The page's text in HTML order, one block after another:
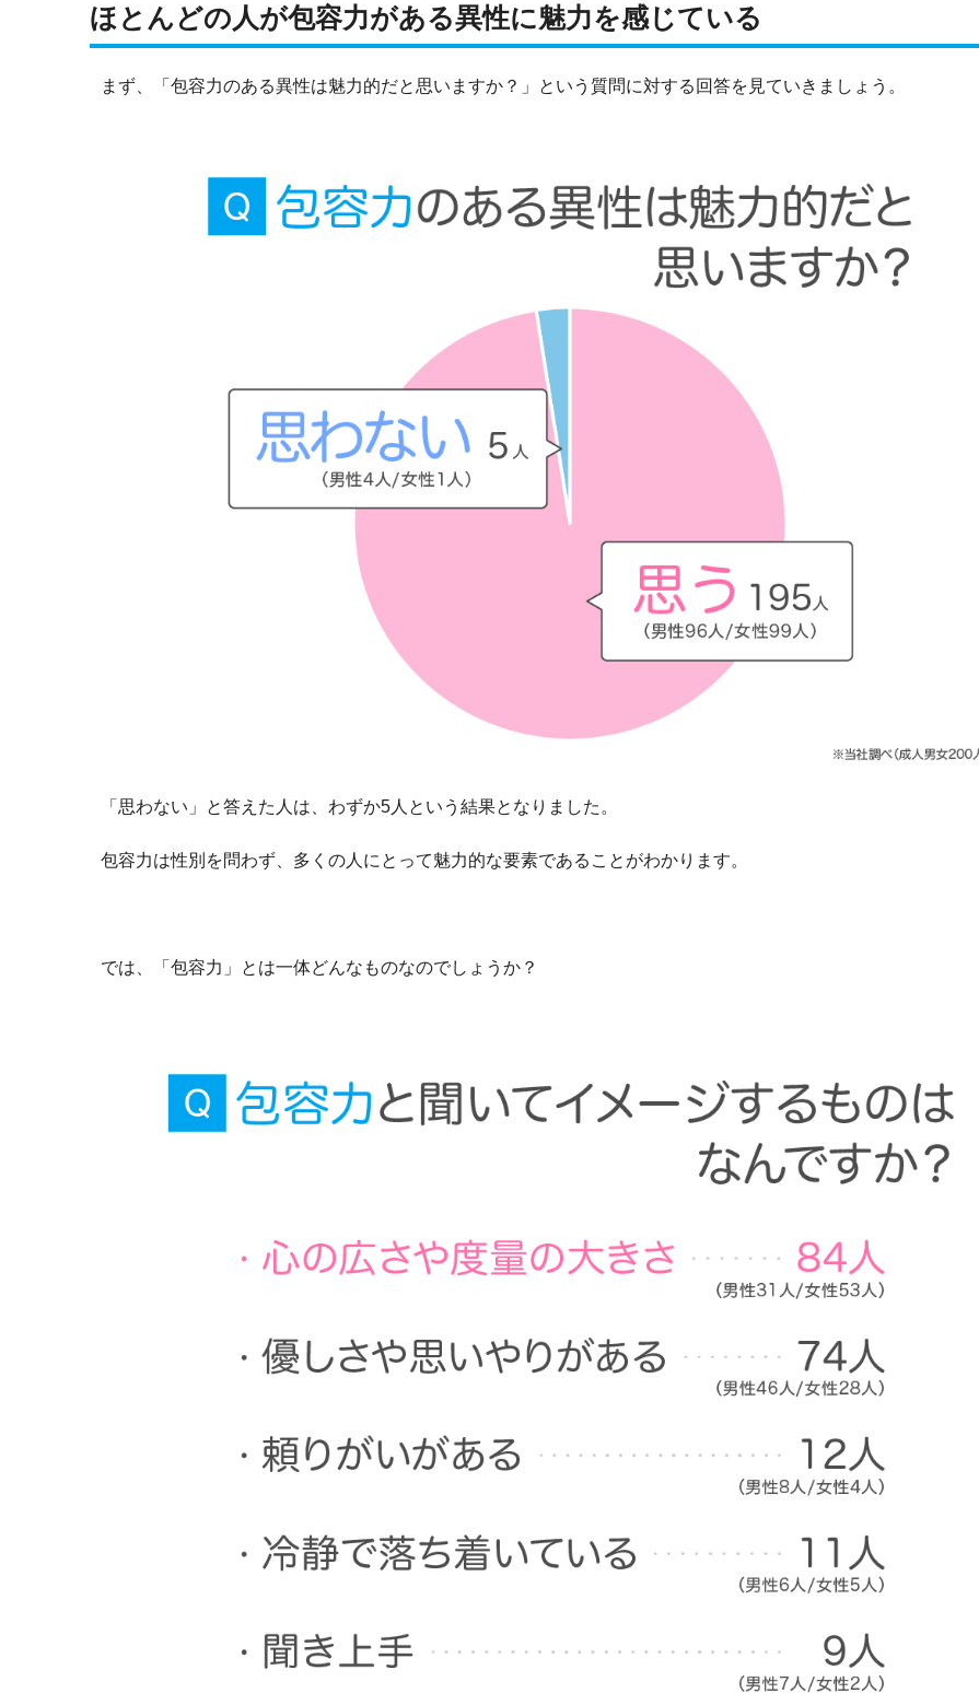
ほとんどの人が包容力がある異性に魅力を感じている
まず、「包容力のある異性は魅力的だと思いますか？」という質問に対する回答を見ていきましょう。
「思わない」と答えた人は、わずか5人という結果となりました。
包容力は性別を問わず、多くの人にとって魅力的な要素であることがわかります。
では、「包容力」とは一体どんなものなのでしょうか？